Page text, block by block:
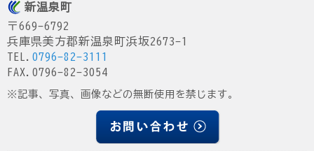
新温泉町
〒669-6792
兵庫県美方郡新温泉町浜坂2673-1
TEL. 0796-82-3111
FAX.0796-82-3054
※記事、写真、画像などの無断使用を禁じます。